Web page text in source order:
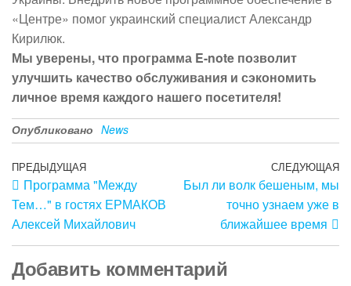
«Центре» помог украинский специалист Александр
Кирилюк.
Мы уверены, что программа E-note позволит
улучшить качество обслуживания и сэкономить
личное время каждого нашего посетителя!
Опубликовано News
ПРЕДЫДУЩАЯ
Программа "Между
Тем…" в гостях ЕРМАКОВ
Алексей Михайлович
СЛЕДУЮЩАЯ
Был ли волк бешеным, мы
точно узнаем уже в
ближайшее время
Добавить комментарий